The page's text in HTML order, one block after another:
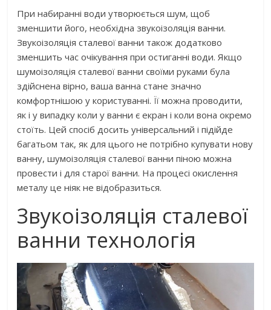
При набиранні води утворюється шум, щоб
зменшити його, необхідна звукоізоляція ванни.
Звукоізоляція сталевої ванни також додатково
зменшить час очікування при остиганні води. Якщо
шумоізоляція сталевої ванни своїми руками була
здійснена вірно, ваша ванна стане значно
комфортнішою у користуванні. Її можна проводити,
як і у випадку коли у ванни є екран і коли вона окремо
стоїть. Цей спосіб досить універсальний і підійде
багатьом так, як для цього не потрібно купувати нову
ванну, шумоізоляція сталевої ванни піною можна
провести і для старої ванни. На процесі окислення
металу це ніяк не відобразиться.
Звукоізоляція сталевої
ванни технологія